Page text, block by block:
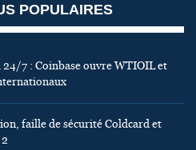
POPULAIRES
7 : Coinbase ouvre WTIOIL et
faille de sécurité Coldcard et